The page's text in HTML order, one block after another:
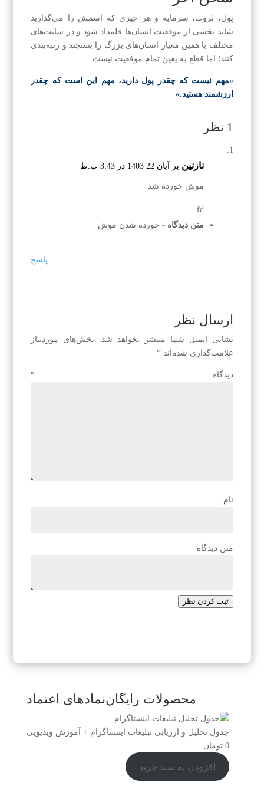
پول، ثروت، سرمایه و هر چیزی که اسمش را می‌گذارید
شاید بخشی از موفقیت انسان‌ها قلمداد شود و در سایت‌های
مختلف با همین معیار انسان‌های بزرگ را بسنجند و رتبه‌بندی
کنند؛ اما قطع به یقین تمام موفقیت نیست.
«مهم نیست که چقدر پول دارید، مهم این است که چقدر
ارزشمند هستید.»
1 نظر
نازنین بر آبان 22 1403 در 3:43 ب.ظ
موش خورده شد
fd
متن دیدگاه - خورده شدن موش
پاسخ
ارسال نظر
نشانی ایمیل شما منتشر نخواهد شد.
بخش‌های موردنیاز
علامت‌گذاری شده‌اند *
دیدگاه *
نام
متن دیدگاه
ثبت کردن نظر
نمادهای اعتمادمحصولات رایگان
جدول تحلیل و ارزیابی تبلیغات اینستاگرام + آموزش ویدیویی
0 تومان
افزودن به سبد خرید